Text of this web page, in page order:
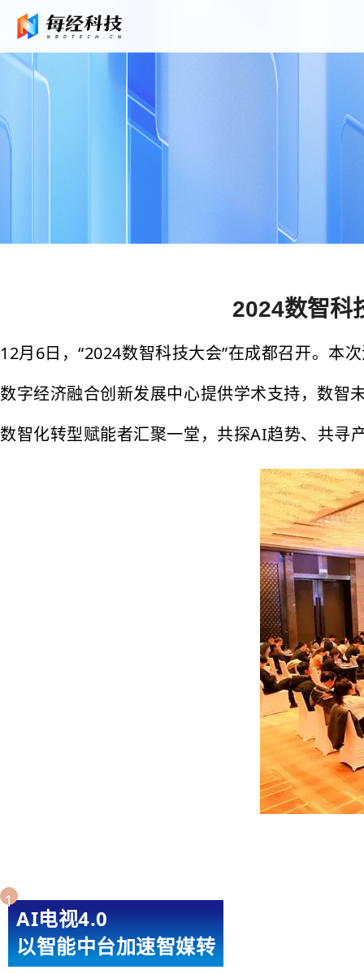
2024数智科
12月6日，“2024数智科技大会”在成都召开。本
数字经济融合创新发展中心提供学术支持，数智
数智化转型赋能者汇聚一堂，共探AI趋势、共寻
1
AI电视4.0
以智能中台加速智媒转